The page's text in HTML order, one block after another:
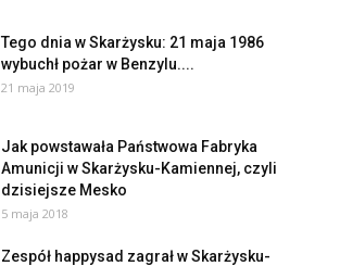
Tego dnia w Skarżysku: 21 maja 1986
wybuchł pożar w Benzylu....
21 maja 2019
Jak powstawała Państwowa Fabryka
Amunicji w Skarżysku-Kamiennej, czyli
dzisiejsze Mesko
5 maja 2018
Zespół happysad zagrał w Skarżysku-